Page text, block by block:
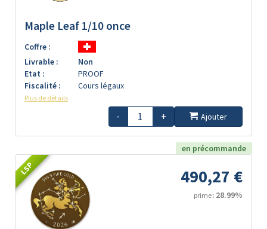
Maple Leaf 1/10 once
Coffre :
Livrable :
Non
Etat :
PROOF
Fiscalité :
Cours légaux
Plus de détails
- + Ajouter
en précommande
LSP 490,27 €
prime : 28.99%